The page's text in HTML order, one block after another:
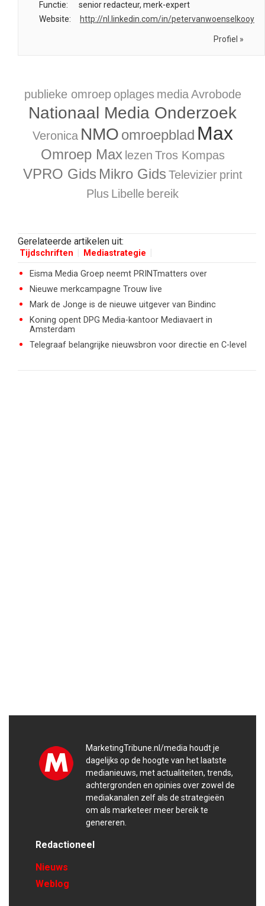
Functie:
senior redacteur, merk-expert
Website:
http://nl.linkedin.com/in/petervanwoenselkooy
Profiel »
publieke omroep oplages media Avrobode
Nationaal Media Onderzoek
Veronica NMO omroepblad Max
Omroep Max lezen Tros Kompas
VPRO Gids Mikro Gids Televizier print
Plus Libelle bereik
Gerelateerde artikelen uit:
Tijdschriften Mediastrategie
Eisma Media Groep neemt PRINTmatters over
Nieuwe merkcampagne Trouw live
Mark de Jonge is de nieuwe uitgever van Bindinc
Koning opent DPG Media-kantoor Mediavaert in
Amsterdam
Telegraaf belangrijke nieuwsbron voor directie en C-level
MarketingTribune.nl/media houdt je
dagelijks op de hoogte van het laatste
medianieuws, met actualiteiten, trends,
achtergronden en opinies over zowel de
mediakanalen zelf als de strategieën
om als marketeer meer bereik te
genereren.
Redactioneel
Nieuws
Weblog